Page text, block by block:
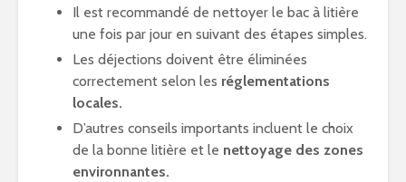
Il est recommandé de nettoyer le bac à litière
une fois par jour en suivant des étapes simples.
Les déjections doivent être éliminées
correctement selon les réglementations
locales.
D’autres conseils importants incluent le choix
de la bonne litière et le nettoyage des zones
environnantes.